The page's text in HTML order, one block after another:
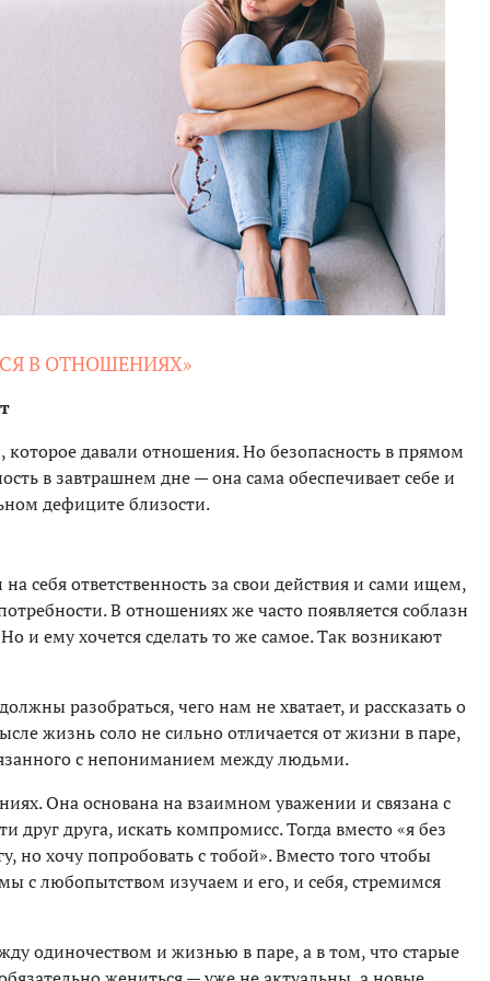
В ОТНОШЕНИЯХ»
которое давали отношения. Но безопасность в прямом
в завтрашнем дне — она сама обеспечивает себе и
дефиците близости.
себя ответственность за свои действия и сами ищем,
В отношениях же часто появляется соблазн
и ему хочется сделать то же самое. Так возникают
разобраться, чего нам не хватает, и рассказать о
жизнь соло не сильно отличается от жизни в паре,
с непониманием между людьми.
Она основана на взаимном уважении и связана с
друг друга, искать компромисс. Тогда вместо «я без
но хочу попробовать с тобой». Вместо того чтобы
с любопытством изучаем и его, и себя, стремимся
одиночеством и жизнью в паре, а в том, что старые